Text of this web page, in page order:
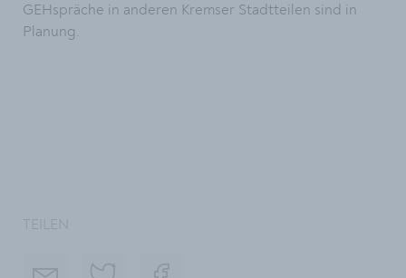
GEHspräche in anderen Kremser Stadtteilen sind in
Planung.